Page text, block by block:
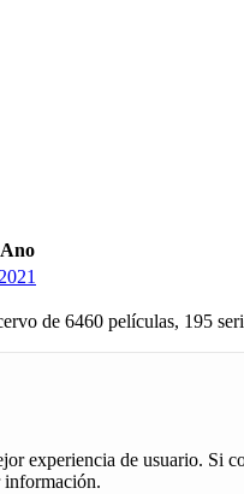
Ano
2021
de 6460 películas, 195
experiencia de usuario. Si
información.